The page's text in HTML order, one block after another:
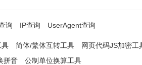
询 IP查询 UserAgent查询
具 简体/繁体互转工具 网页代码JS加密工
拼音 公制单位换算工具